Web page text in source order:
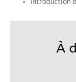
Introduction
À